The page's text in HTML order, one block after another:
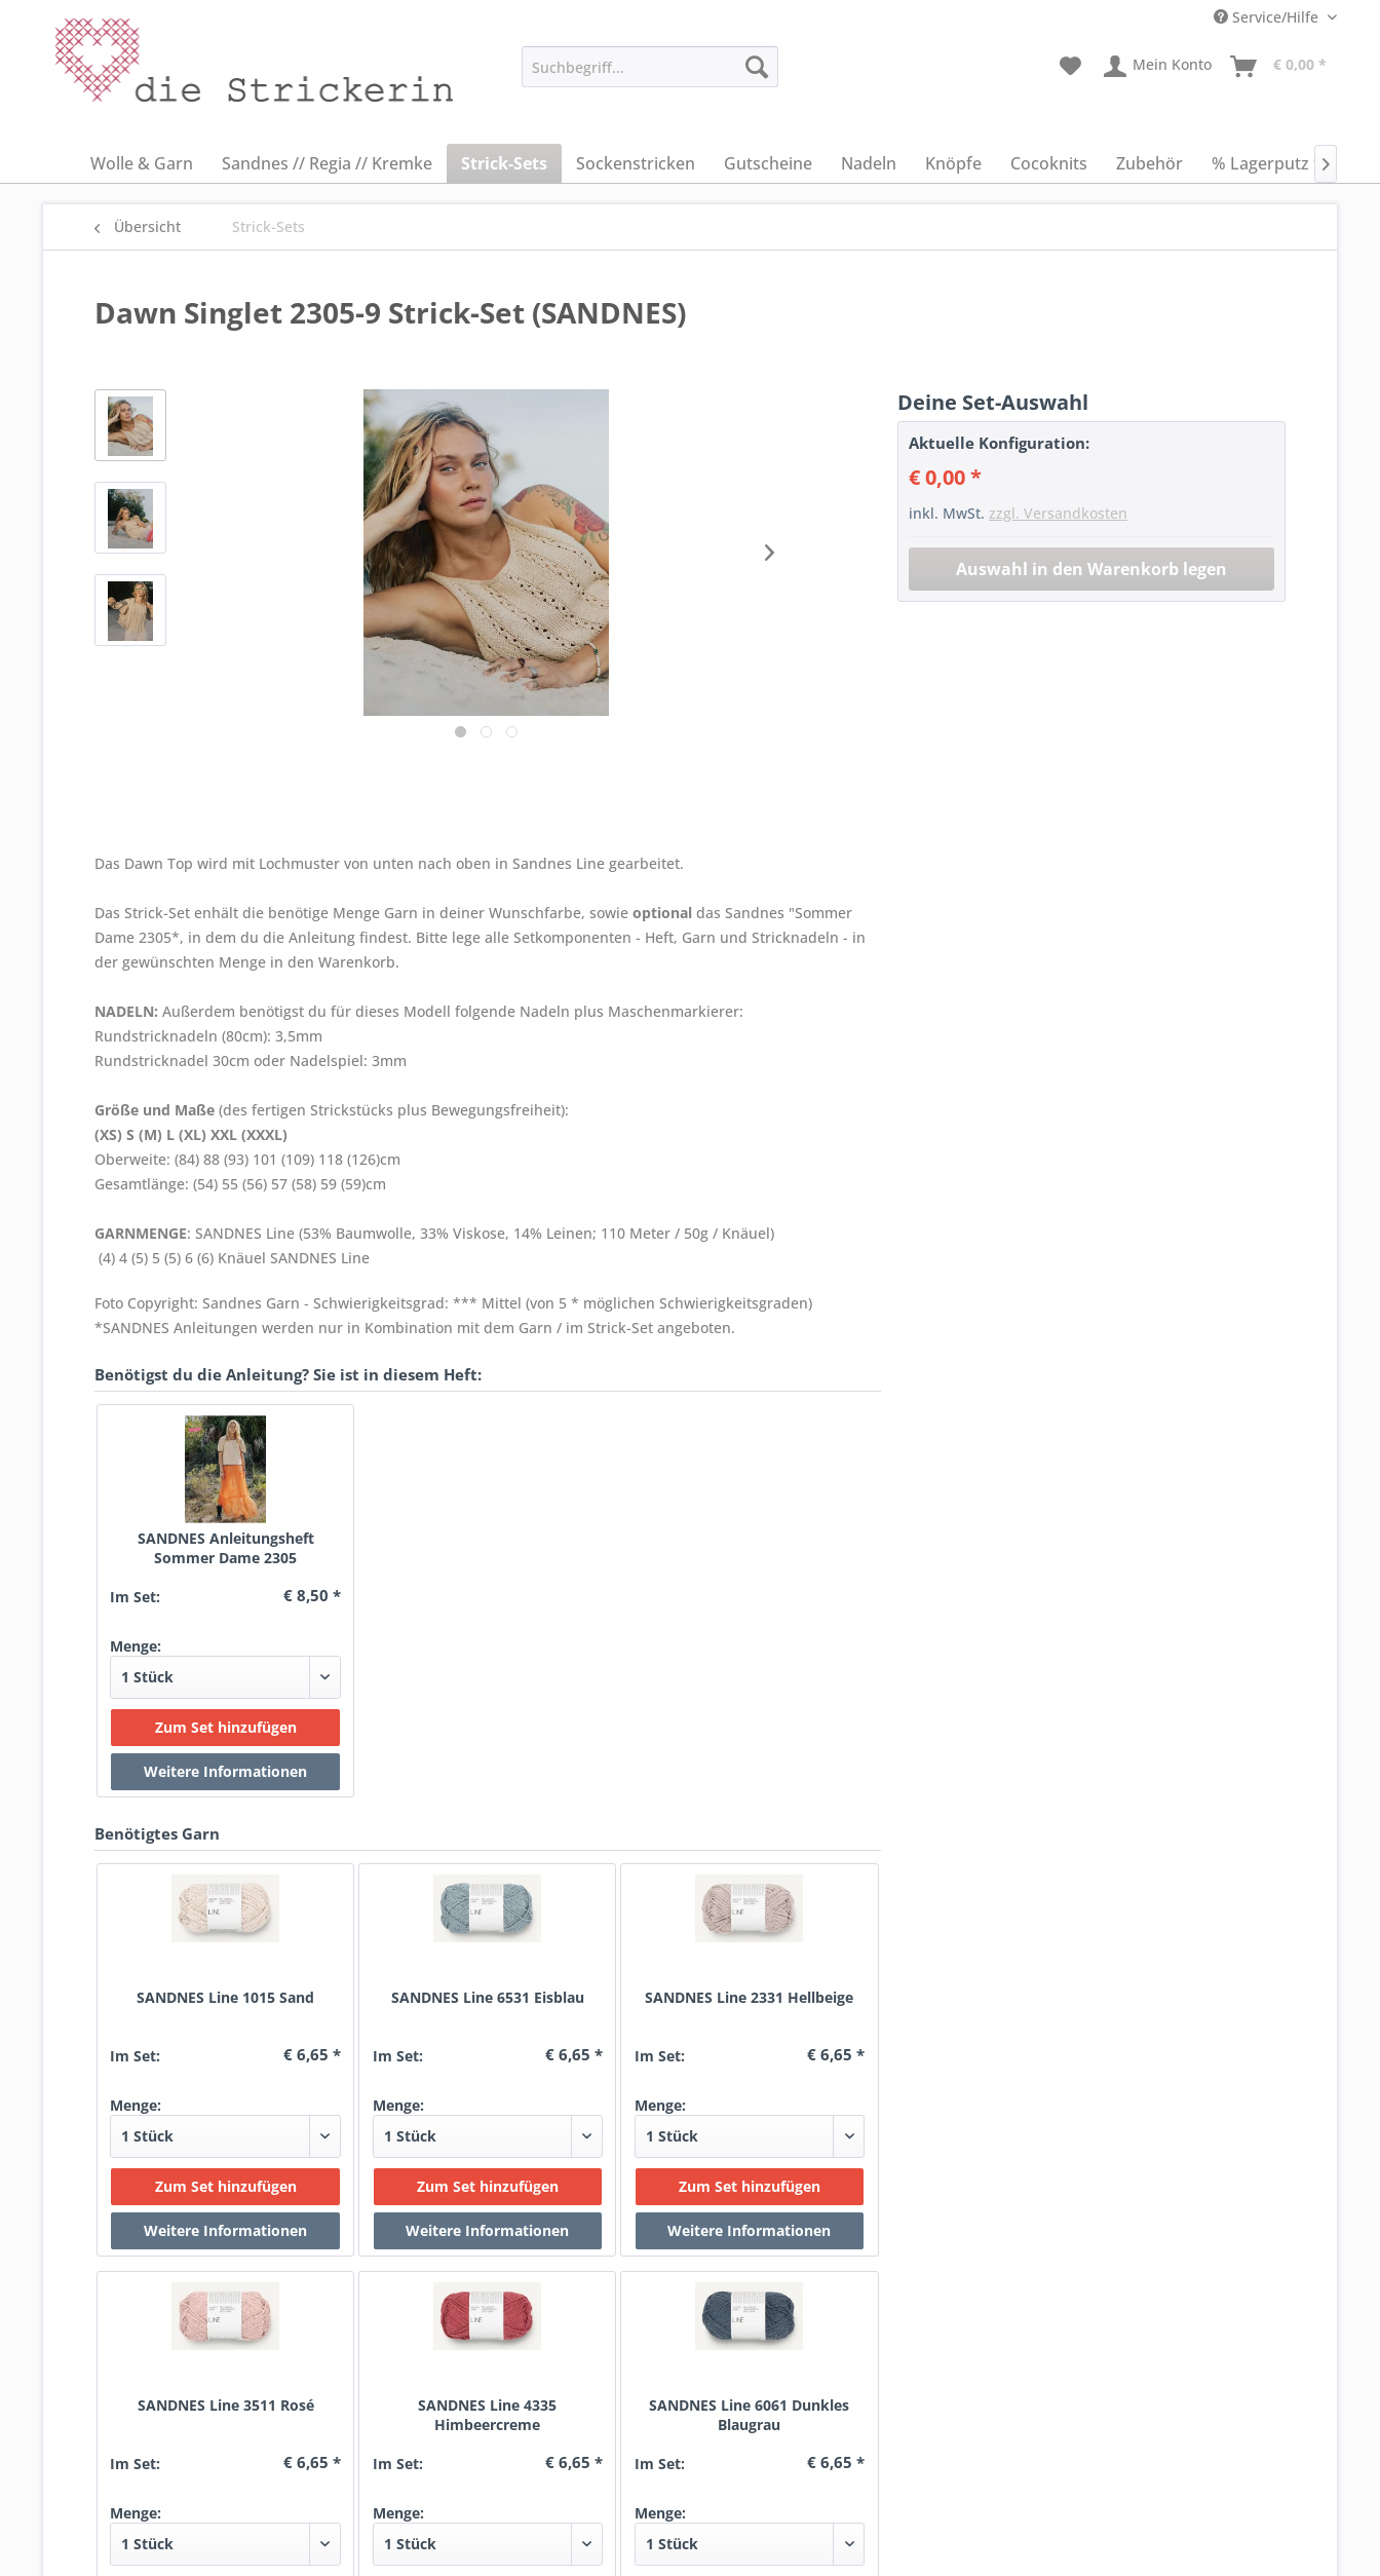
Service/Hilfe
Mein Konto € 0,00 *
Wolle & Garn Sandnes // Regia // Kremke Strick-Sets Sockenstricken Gutscheine Nadeln Knöpfe Cocoknits Zubehör % Lagerputz %
Übersicht Strick-Sets
Dawn Singlet 2305-9 Strick-Set (SANDNES)
Deine Set-Auswahl
Aktuelle Konfiguration:
€ 0,00 *
inkl. MwSt. zzgl. Versandkosten
Das Dawn Top wird mit Lochmuster von unten nach oben in Sandnes Line gearbeitet.
Das Strick-Set enhält die benötige Menge Garn in deiner Wunschfarbe, sowie optional das Sandnes "Sommer
Dame 2305*, in dem du die Anleitung findest. Bitte lege alle Setkomponenten - Heft, Garn und Stricknadeln - in
der gewünschten Menge in den Warenkorb.
NADELN: Außerdem benötigst du für dieses Modell folgende Nadeln plus Maschenmarkierer:
Rundstricknadeln (80cm): 3,5mm
Rundstricknadel 30cm oder Nadelspiel: 3mm
Größe und Maße (des fertigen Strickstücks plus Bewegungsfreiheit):
(XS) S (M) L (XL) XXL (XXXL)
Oberweite: (84) 88 (93) 101 (109) 118 (126)cm
Gesamtlänge: (54) 55 (56) 57 (58) 59 (59)cm
GARNMENGE: SANDNES Line (53% Baumwolle, 33% Viskose, 14% Leinen; 110 Meter / 50g / Knäuel)
(4) 4 (5) 5 (5) 6 (6) Knäuel SANDNES Line
Foto Copyright: Sandnes Garn - Schwierigkeitsgrad: *** Mittel (von 5 * möglichen Schwierigkeitsgraden)
*SANDNES Anleitungen werden nur in Kombination mit dem Garn / im Strick-Set angeboten.
Benötigst du die Anleitung? Sie ist in diesem Heft:
SANDNES Anleitungsheft
Sommer Dame 2305
Im Set:
€ 8,50 *
Menge:
Benötigtes Garn
SANDNES Line 1015 Sand
Im Set: € 6,65 *
Menge:
SANDNES Line 6531 Eisblau
Im Set: € 6,65 *
Menge:
SANDNES Line 2331 Hellbeige
Im Set: € 6,65 *
Menge:
SANDNES Line 3511 Rosé
Im Set: € 6,65 *
Menge:
SANDNES Line 4335
Himbeercreme
Im Set:
€ 6,65 *
Menge:
SANDNES Line 6061 Dunkles
Blaugrau
Im Set:
€ 6,65 *
Menge: